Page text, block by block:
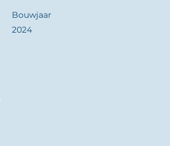
Bouwjaar
2024